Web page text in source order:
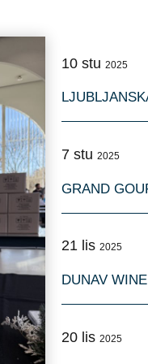
10 stu 2025
7 stu 2025
GRAND
21 lis 2025
DUNAV
20 lis 2025